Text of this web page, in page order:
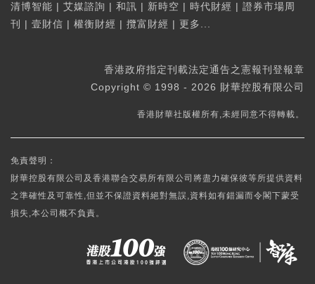
清博智能 | 艾媒諮詢 | 和訊 | 新時空 | 時代財經 | 證券市場周
刊
| 壹財信 | 權衡財經 | 攬富財經 | 更多...
香港政府指定刊載法定通告之憲報刊登報章
Copyright © 1998 - 2026 財華控股有限公司
香港財華社版權所有,未經同意不得轉載。
免責聲明：
財華控股有限公司及香港聯合交易所有限公司將盡力確保彼等所提供資料
之準確性及可靠性,但並不保證資料絕對無誤,資料如有錯漏而令閣下蒙受
損失,本公司概不負責。